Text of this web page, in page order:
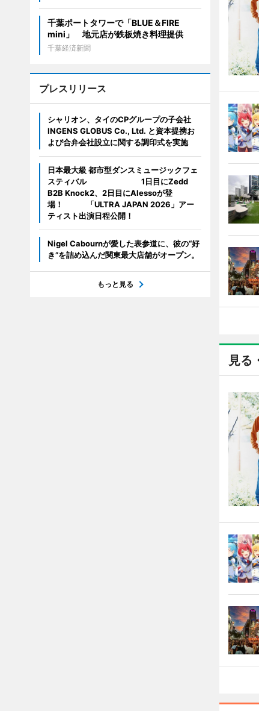
見る
千葉ポートタワーで「BLUE＆FIRE
mini」 地元店が鉄板焼き料理提供
千葉経済新聞
プレスリリース
シャリオン、タイのCPグループの子会社
INGENS GLOBUS Co., Ltd. と資本提携お
よび合弁会社設立に関する調印式を実施
日本最大級 都市型ダンスミュージックフェ
スティバル 1日目にZedd
B2B Knock2、2日目にAlessoが登
場！ 「ULTRA JAPAN 2026」アー
ティスト出演日程公開！
Nigel Cabournが愛した表参道に、彼の“好
き”を詰め込んだ関東最大店舗がオープン。
もっと見る